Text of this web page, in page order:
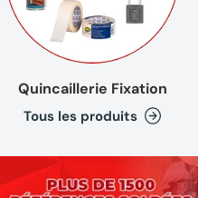
Quincaillerie Fixation
Tous les produits